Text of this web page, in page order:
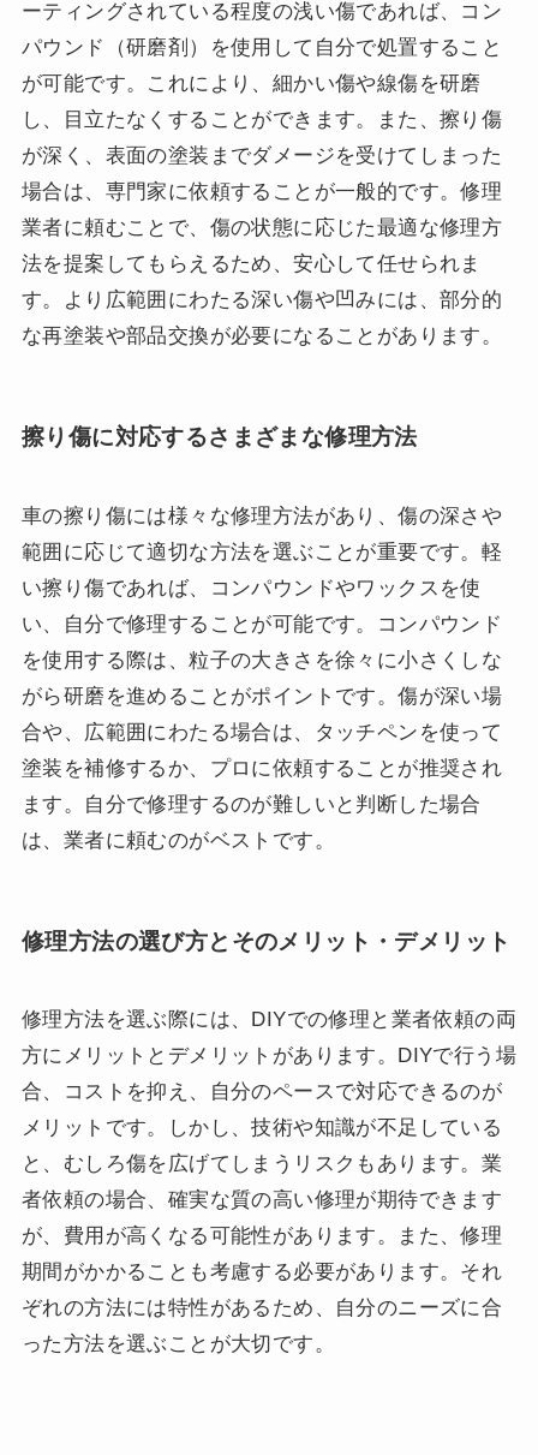
ーティングされている程度の浅い傷であれば、コン
パウンド（研磨剤）を使用して自分で処置すること
が可能です。これにより、細かい傷や線傷を研磨
し、目立たなくすることができます。また、擦り傷
が深く、表面の塗装までダメージを受けてしまった
場合は、専門家に依頼することが一般的です。修理
業者に頼むことで、傷の状態に応じた最適な修理方
法を提案してもらえるため、安心して任せられま
す。より広範囲にわたる深い傷や凹みには、部分的
な再塗装や部品交換が必要になることがあります。
擦り傷に対応するさまざまな修理方法
車の擦り傷には様々な修理方法があり、傷の深さや
範囲に応じて適切な方法を選ぶことが重要です。軽
い擦り傷であれば、コンパウンドやワックスを使
い、自分で修理することが可能です。コンパウンド
を使用する際は、粒子の大きさを徐々に小さくしな
がら研磨を進めることがポイントです。傷が深い場
合や、広範囲にわたる場合は、タッチペンを使って
塗装を補修するか、プロに依頼することが推奨され
ます。自分で修理するのが難しいと判断した場合
は、業者に頼むのがベストです。
修理方法の選び方とそのメリット・デメリット
修理方法を選ぶ際には、DIYでの修理と業者依頼の両
方にメリットとデメリットがあります。DIYで行う場
合、コストを抑え、自分のペースで対応できるのが
メリットです。しかし、技術や知識が不足している
と、むしろ傷を広げてしまうリスクもあります。業
者依頼の場合、確実な質の高い修理が期待できます
が、費用が高くなる可能性があります。また、修理
期間がかかることも考慮する必要があります。それ
ぞれの方法には特性があるため、自分のニーズに合
った方法を選ぶことが大切です。